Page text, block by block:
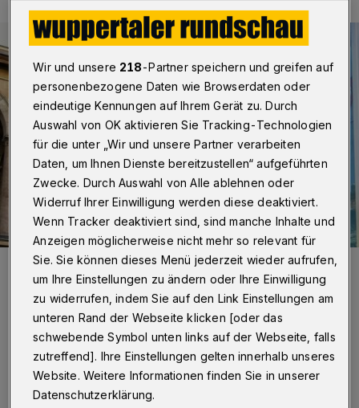
Das Wuppertaler Landgericht.
Foto: Achim Otto
Von Sabine Maguire
Wir und unsere 218-Partner speichern und greifen auf
personenbezogene Daten wie Browserdaten oder
eindeutige Kennungen auf Ihrem Gerät zu. Durch
Auswahl von OK aktivieren Sie Tracking-Technologien
für die unter „Wir und unsere Partner verarbeiten
Daten, um Ihnen Dienste bereitzustellen“ aufgeführten
Zwecke. Durch Auswahl von Alle ablehnen oder
Widerruf Ihrer Einwilligung werden diese deaktiviert.
Wenn Tracker deaktiviert sind, sind manche Inhalte und
Anzeigen möglicherweise nicht mehr so relevant für
Sie. Sie können dieses Menü jederzeit wieder aufrufen,
um Ihre Einstellungen zu ändern oder Ihre Einwilligung
zu widerrufen, indem Sie auf den Link Einstellungen am
unteren Rand der Webseite klicken [oder das
schwebende Symbol unten links auf der Webseite, falls
zutreffend]. Ihre Einstellungen gelten innerhalb unseres
Website. Weitere Informationen finden Sie in unserer
Datenschutzerklärung.